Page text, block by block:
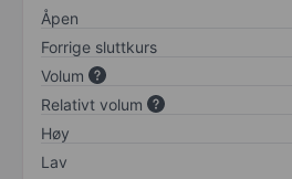
Åpen
Forrige sluttkurs
Volum
Relativt volum
Høy
Lav